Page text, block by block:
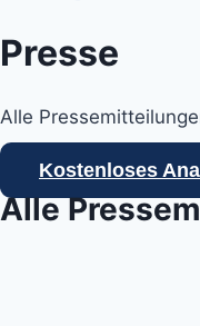
Presse
Alle
Kostenloses
Alle